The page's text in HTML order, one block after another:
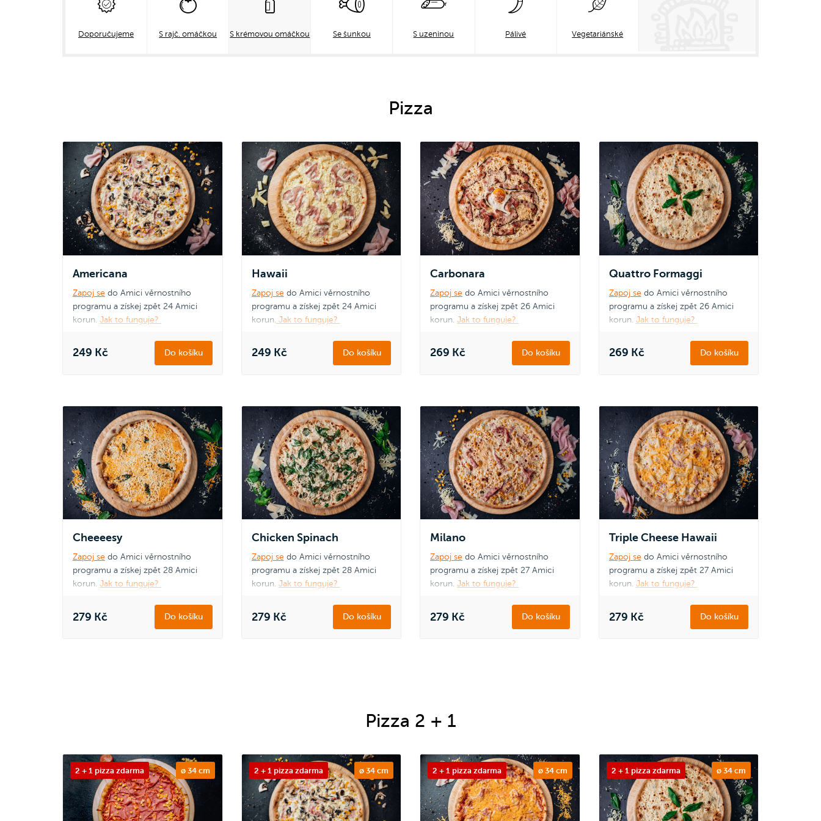
Doporučujeme S rajč. omáčkou S krémovou omáčkou Se šunkou S uzeninou Pálivé Vegetariánské
Pizza
Americana
Zapoj se do Amici věrnostního
programu a získej zpět 24 Amici
korun. Jak to funguje?
249 Kč Do košíku
Hawaii
Zapoj se do Amici věrnostního
programu a získej zpět 24 Amici
korun. Jak to funguje?
249 Kč Do košíku
Carbonara
Zapoj se do Amici věrnostního
programu a získej zpět 26 Amici
korun. Jak to funguje?
269 Kč Do košíku
Quattro Formaggi
Zapoj se do Amici věrnostního
programu a získej zpět 26 Amici
korun. Jak to funguje?
269 Kč Do košíku
Cheeeesy
Zapoj se do Amici věrnostního
programu a získej zpět 28 Amici
korun. Jak to funguje?
279 Kč Do košíku
Chicken Spinach
Zapoj se do Amici věrnostního
programu a získej zpět 28 Amici
korun. Jak to funguje?
279 Kč Do košíku
Milano
Zapoj se do Amici věrnostního
programu a získej zpět 27 Amici
korun. Jak to funguje?
279 Kč Do košíku
Triple Cheese Hawaii
Zapoj se do Amici věrnostního
programu a získej zpět 27 Amici
korun. Jak to funguje?
279 Kč Do košíku
Pizza 2 + 1
2 + 1 pizza zdarma ø 34 cm 2 + 1 pizza zdarma ø 34 cm 2 + 1 pizza zdarma ø 34 cm 2 + 1 pizza zdarma ø 34 cm